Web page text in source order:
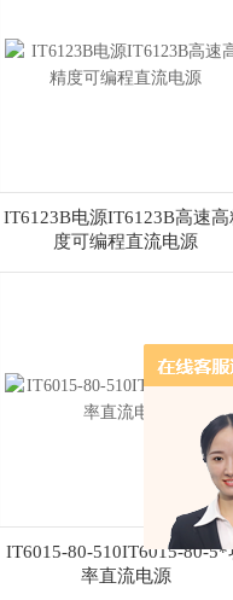
IT6123B电源IT6123B高速高
度可编程直流电源
IT6015-80-510IT6015-80-5*
率直流电源